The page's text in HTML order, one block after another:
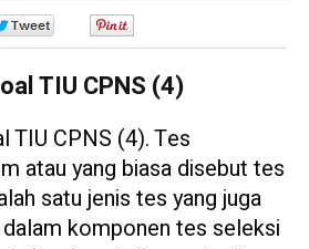
TIU CPNS (4)
TIU CPNS (4). Tes
atau yang biasa disebut tes
satu jenis tes yang juga
komponen tes seleksi